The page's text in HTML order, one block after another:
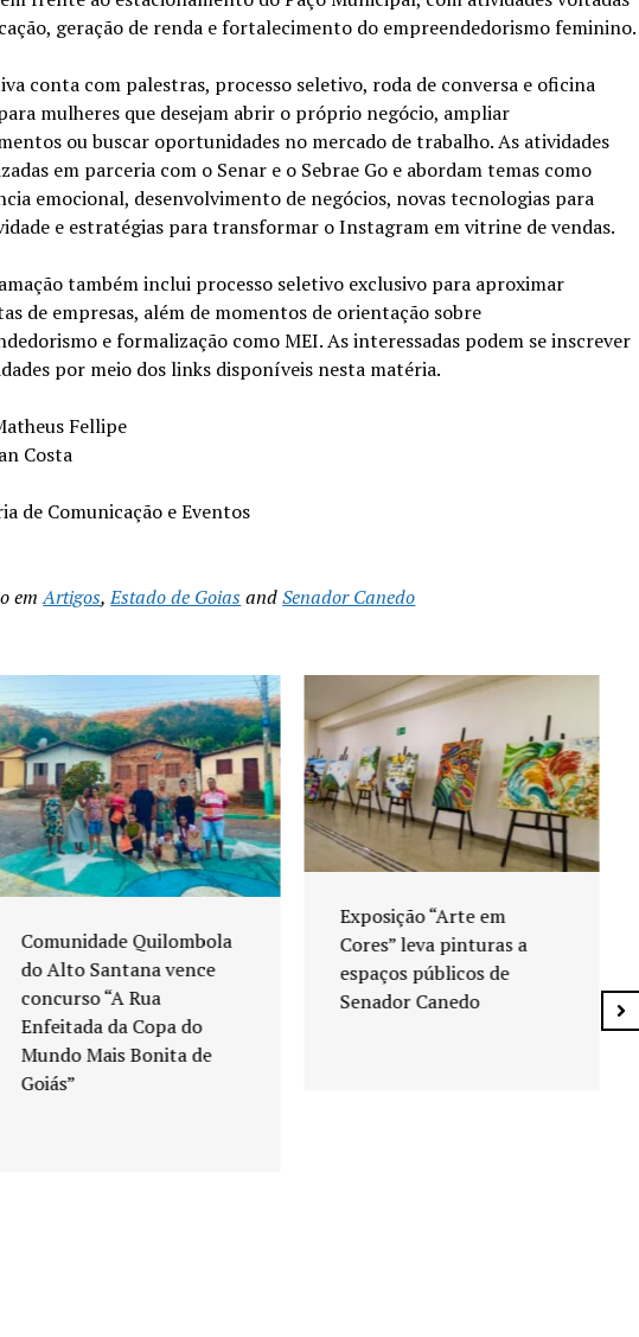
geração de renda e fortalecimento do empreendedorismo feminino.
conta com palestras, processo seletivo, roda de conversa e oficina
mulheres que desejam abrir o próprio negócio, ampliar
ou buscar oportunidades no mercado de trabalho. As atividades
em parceria com o Senar e o Sebrae Go e abordam temas como
emocional, desenvolvimento de negócios, novas tecnologias para
e estratégias para transformar o Instagram em vitrine de vendas.
também inclui processo seletivo exclusivo para aproximar
de empresas, além de momentos de orientação sobre
e formalização como MEI. As interessadas podem se inscrever
por meio dos links disponíveis nesta matéria.
Fellipe
Costa
de Comunicação e Eventos
em Artigos,Estado de GoiasandSenador Canedo
Comunidade Quilombola
do Alto Santana vence
concurso “A Rua
Enfeitada da Copa do
Mundo Mais Bonita de
Goiás”
Exposição “Arte em
Cores” leva pinturas a
espaços públicos de
Senador Canedo